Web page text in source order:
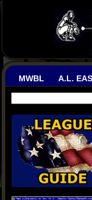
MWBL A.L.